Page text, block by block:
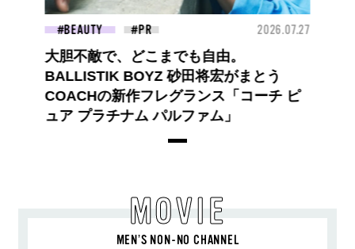
BEAUTY 2026.07.27
大胆不敵で、どこまでも自由。
BALLISTIK BOYZ 砂田将宏がまとう
COACHの新作フレグランス「コーチ ピ
ュア プラチナム パルファム」
MOVIE
MEN’S NON-NO CHANNEL